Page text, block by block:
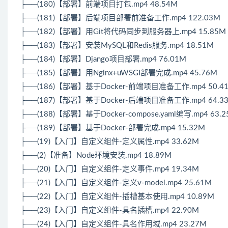
├──(180)【部署】前端项目打包.mp4 48.54M
├──(181)【部署】后端项目部署前准备工作.mp4 122.03M
├──(182)【部署】用Git将代码同步到服务器上.mp4 15.85M
├──(183)【部署】安装MySQL和Redis服务.mp4 18.51M
├──(184)【部署】Django项目部署.mp4 76.01M
├──(185)【部署】用Nginx+uWSGI部署完成.mp4 45.76M
├──(186)【部署】基于Docker-前端项目准备工作.mp4
├──(187)【部署】基于Docker-后端项目准备工作.mp4
├──(188)【部署】基于Docker-compose.yaml编写.mp4
├──(189)【部署】基于Docker-部署完成.mp4 15.32M
├──(19)【入门】自定义组件-定义属性.mp4 33.62M
├──(2)【准备】Node环境安装.mp4 18.89M
├──(20)【入门】自定义组件-定义事件.mp4 19.34M
├──(21)【入门】自定义组件-定义v-model.mp4 25.61M
├──(22)【入门】自定义组件-插槽基本使用.mp4 10.89M
├──(23)【入门】自定义组件-具名插槽.mp4 22.90M
├──(24)【入门】自定义组件-具名作用域.mp4 23.27M